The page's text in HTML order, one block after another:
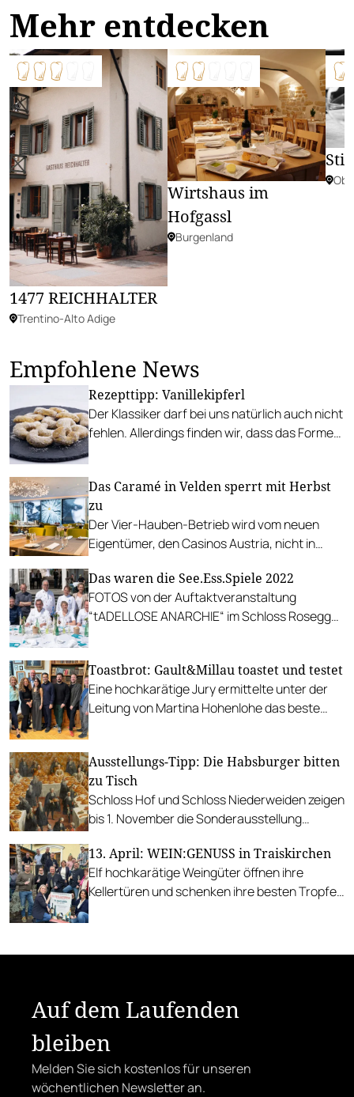
Mehr entdecken
1477 REICHHALTER
Trentino-Alto Adige
Wirtshaus im
Hofgassl
Burgenland
Empfohlene News
Rezepttipp: Vanillekipferl
Der Klassiker darf bei uns natürlich auch nicht
fehlen. Allerdings finden wir, dass das Formen
wirklich ist.
Das Caramé in Velden sperrt mit Herbst
zu
Der Vier-Hauben-Betrieb wird vom neuen
Eigentümer, den Casinos Austria, nicht in
Das waren die See.Ess.Spiele 2022
FOTOS von der Auftaktveranstaltung
“tADELLOSE ANARCHIE“ im Schloss Rosegg
Toastbrot: Gault&Millau toastet und testet
Eine hochkarätige Jury ermittelte unter der
Leitung von Martina Hohenlohe das beste
Ausstellungs-Tipp: Die Habsburger bitten
zu Tisch
Schloss Hof und Schloss Niederweiden zeigen
bis 1. November die Sonderausstellung
prunk- und glanzvolle Welt der höfischen
Tafelkultur.
13. April: WEIN:GENUSS in Traiskirchen
Elf hochkarätige Weingüter öffnen ihre
Kellertüren und schenken ihre besten Tropfen
Auf dem Laufenden
bleiben
Melden Sie sich kostenlos für unseren
wöchentlichen Newsletter an.